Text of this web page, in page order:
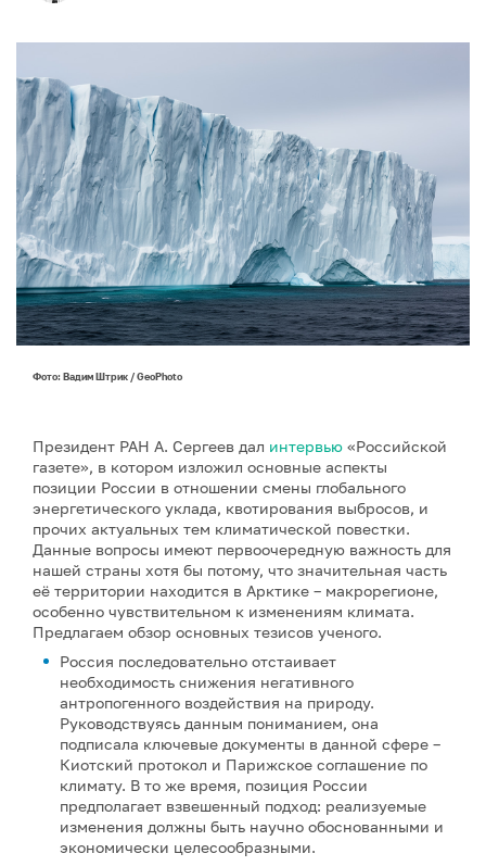
Фото: Вадим Штрик / GeoPhoto
Президент РАН А. Сергеев дал интервью «Российской
газете», в котором изложил основные аспекты
позиции России в отношении смены глобального
энергетического уклада, квотирования выбросов, и
прочих актуальных тем климатической повестки.
Данные вопросы имеют первоочередную важность для
нашей страны хотя бы потому, что значительная часть
её территории находится в Арктике – макрорегионе,
особенно чувствительном к изменениям климата.
Предлагаем обзор основных тезисов ученого.
Россия последовательно отстаивает
необходимость снижения негативного
антропогенного воздействия на природу.
Руководствуясь данным пониманием, она
подписала ключевые документы в данной сфере –
Киотский протокол и Парижское соглашение по
климату. В то же время, позиция России
предполагает взвешенный подход: реализуемые
изменения должны быть научно обоснованными и
экономически целесообразными.